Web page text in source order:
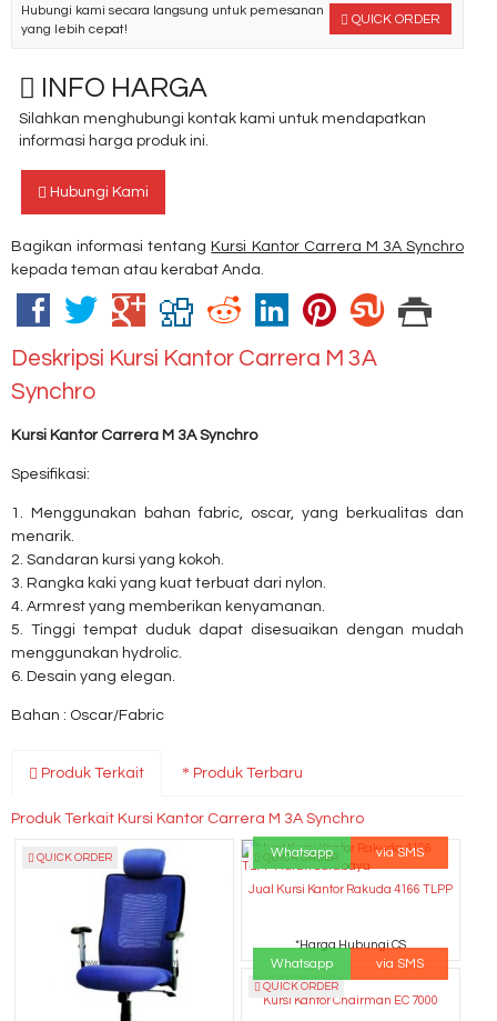
QUICK ORDER
Hubungi kami secara langsung untuk pemesanan
yang lebih cepat!
INFO HARGA
Silahkan menghubungi kontak kami untuk mendapatkan
informasi harga produk ini.
Hubungi Kami
Bagikan informasi tentangKursi Kantor Carrera M 3A Synchro
kepada teman atau kerabat Anda.
Deskripsi Kursi Kantor Carrera M 3A
Synchro
Kursi Kantor Carrera M 3A Synchro
Spesifikasi:
1. Menggunakan bahan fabric, oscar, yang berkualitas dan
menarik.
2. Sandaran kursi yang kokoh.
3. Rangka kaki yang kuat terbuat dari nylon.
4. Armrest yang memberikan kenyamanan.
5. Tinggi tempat duduk dapat disesuaikan dengan mudah
menggunakan hydrolic.
6. Desain yang elegan.
Bahan : Oscar/Fabric
Produk Terkait Produk Terbaru
Produk Terkait Kursi Kantor Carrera M 3A Synchro
QUICK ORDER QUICK ORDER
Whatsapp via SMS
Jual Kursi Kantor Rakuda 4166 TLPP
*Harga Hubungi CS
QUICK ORDER
Whatsapp via SMS
Kursi Kantor Chairman EC 7000